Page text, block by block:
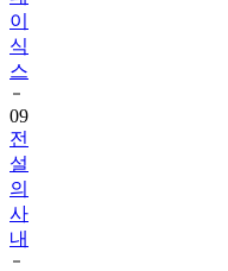
이
식
스
09
전
설
의
사
내